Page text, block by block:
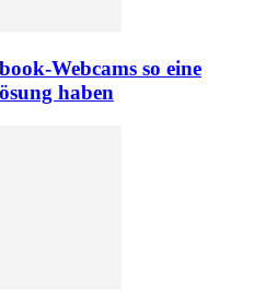
Webcams so eine
haben